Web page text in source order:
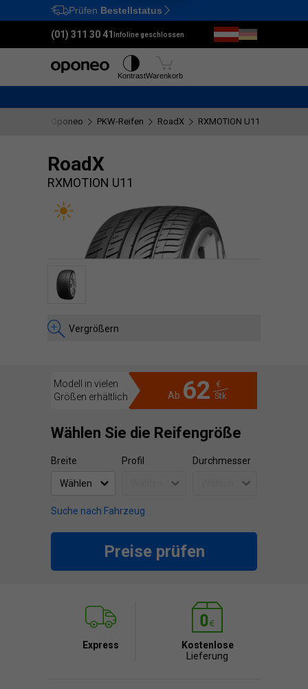
M
Prüfen Bestellstatus
(01) 311 30 41 Infoline geschlossen
KontrastWarenkorb
Oponeo PKW-Reifen RoadX RXMOTION U11
RoadX
RXMOTION U11
Vergrößern
Modell in vielen
Größen erhältlich
Ab 62
€
Stk
Wählen Sie die Reifengröße
Breite Profil Durchmesser
Suche nach Fahrzeug
Preise prüfen
Express
Kostenlose
Lieferung